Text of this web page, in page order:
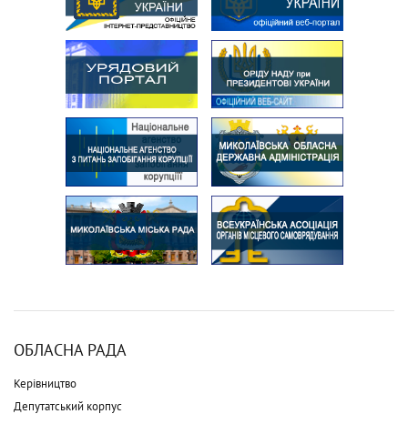
ОБЛАСНА РАДА
Керівництво
Депутатський корпус